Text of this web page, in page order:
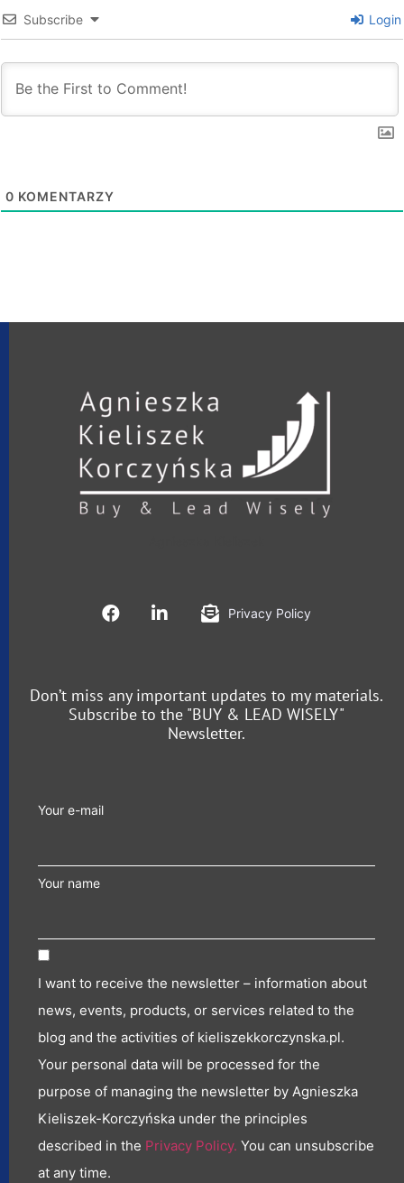
Subscribe Login
0 KOMENTARZY
Privacy Policy
Don’t miss any important updates to my materials.
Subscribe to the "BUY & LEAD WISELY"
Newsletter.
Your e-mail
Your name
I want to receive the newsletter – information about
news, events, products, or services related to the
blog and the activities of kieliszekkorczynska.pl.
Your personal data will be processed for the
purpose of managing the newsletter by Agnieszka
Kieliszek-Korczyńska under the principles
described in the Privacy Policy. You can unsubscribe
at any time.